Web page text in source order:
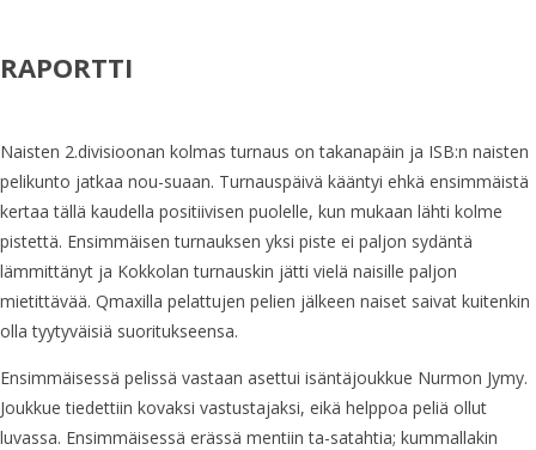
RAPORTTI
Naisten 2.divisioonan kolmas turnaus on takanapäin ja ISB:n naisten
pelikunto jatkaa nou-suaan. Turnauspäivä kääntyi ehkä ensimmäistä
kertaa tällä kaudella positiivisen puolelle, kun mukaan lähti kolme
pistettä. Ensimmäisen turnauksen yksi piste ei paljon sydäntä
lämmittänyt ja Kokkolan turnauskin jätti vielä naisille paljon
mietittävää. Qmaxilla pelattujen pelien jälkeen naiset saivat kuitenkin
olla tyytyväisiä suoritukseensa.
Ensimmäisessä pelissä vastaan asettui isäntäjoukkue Nurmon Jymy.
Joukkue tiedettiin kovaksi vastustajaksi, eikä helppoa peliä ollut
luvassa. Ensimmäisessä erässä mentiin ta-satahtia; kummallakin